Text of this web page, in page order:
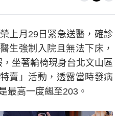
上月29日緊急送醫，確診
生強制入院且無法下床，
坐著輪椅現身台北文山區
賣」活動，透露當時發病
最高一度飆至203。